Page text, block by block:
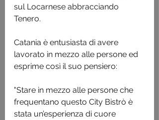
sul Locarnese abbracciando
Tenero.
Catania è entusiasta di avere
lavorato in mezzo alle persone ed
esprime così il suo pensiero:
"Stare in mezzo alle persone che
frequentano questo City Bistrò è
stata un’esperienza di cuore